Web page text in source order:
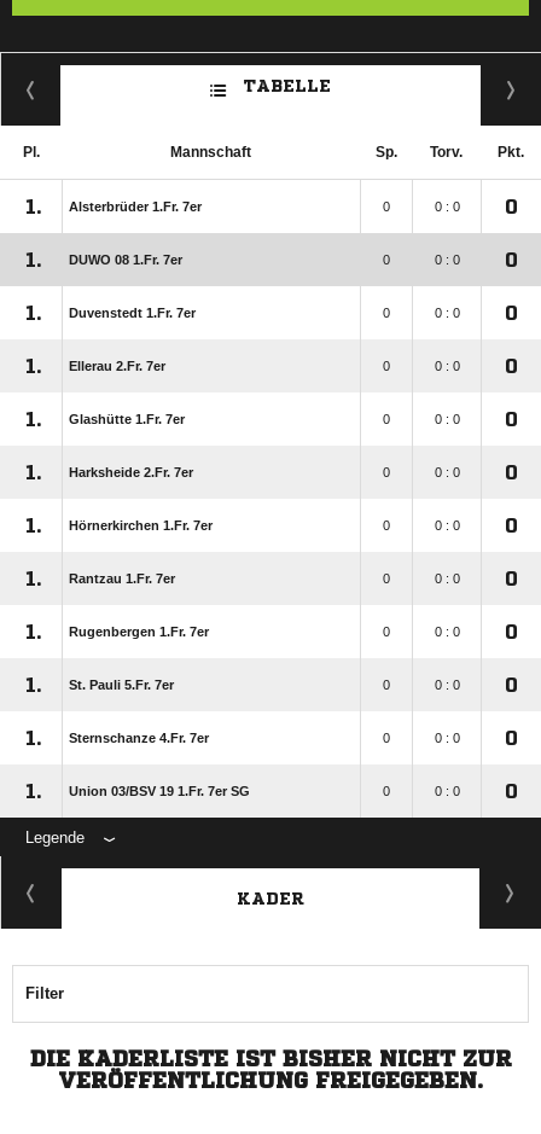
TABELLE
Pl. Mannschaft Sp. Torv. Pkt.
1. Alsterbrüder 1.Fr. 7er 0 0 : 0 0
1. DUWO 08 1.Fr. 7er 0 0 : 0 0
1. Duvenstedt 1.Fr. 7er 0 0 : 0 0
1. Ellerau 2.Fr. 7er 0 0 : 0 0
1. Glashütte 1.Fr. 7er 0 0 : 0 0
1. Harksheide 2.Fr. 7er 0 0 : 0 0
1. Hörnerkirchen 1.Fr. 7er 0 0 : 0 0
1. Rantzau 1.Fr. 7er 0 0 : 0 0
1. Rugenbergen 1.Fr. 7er 0 0 : 0 0
1. St. Pauli 5.Fr. 7er 0 0 : 0 0
1. Sternschanze 4.Fr. 7er 0 0 : 0 0
1. Union 03/​BSV 19 1.Fr. 7er SG 0 0 : 0 0
Legende
KADER
Filter
DIE KADERLISTE IST BISHER NICHT ZUR
VERÖFFENTLICHUNG FREIGEGEBEN.